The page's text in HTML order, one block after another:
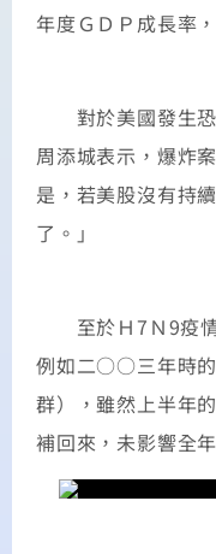
年度ＧＤＰ成長率
對於美國發生恐
周添城表示，爆炸
是，若美股沒有持
了。」
至於Ｈ7Ｎ9疫情
例如二○○三年時的
群），雖然上半年
補回來，未影響全